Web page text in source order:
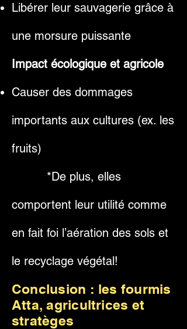
Libérer leur sauvagerie grâce à
une morsure puissante
Impact écologique et agricole
Causer des dommages
importants aux cultures (ex. les
fruits)
*De plus, elles
comportent leur utilité comme
en fait foi l’aération des sols et
le recyclage végétal!
Conclusion : les fourmis
Atta, agricultrices et
stratèges